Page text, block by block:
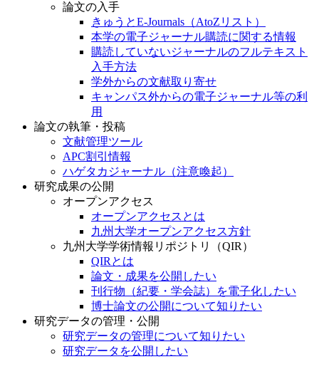
論文の入手
きゅうとE-Journals（AtoZリスト）
本学の電子ジャーナル購読に関する情報
購読していないジャーナルのフルテキスト
入手方法
学外からの文献取り寄せ
キャンパス外からの電子ジャーナル等の利
用
論文の執筆・投稿
文献管理ツール
APC割引情報
ハゲタカジャーナル（注意喚起）
研究成果の公開
オープンアクセス
オープンアクセスとは
九州大学オープンアクセス方針
九州大学学術情報リポジトリ（QIR）
QIRとは
論文・成果を公開したい
刊行物（紀要・学会誌）を電子化したい
博士論文の公開について知りたい
研究データの管理・公開
研究データの管理について知りたい
研究データを公開したい